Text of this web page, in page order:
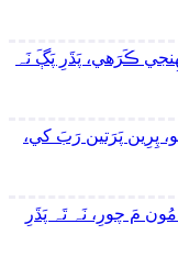
ڪَرَھي، پَڌَرِ پَڳَ نَہ
پِرِين پَرَتين رَبَ کي،
مَ چورِ، نَہ تَہ پَڌَرِ